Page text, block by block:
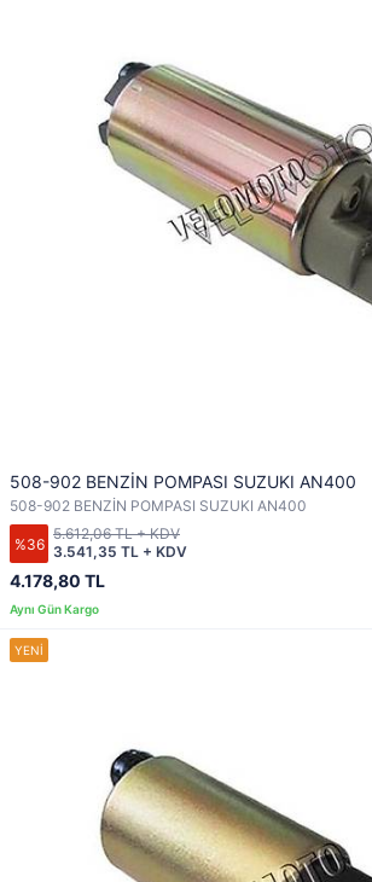
508-902 BENZİN POMPASI SUZUKI AN400
508-902 BENZİN POMPASI SUZUKI AN400
%36
4.178,80 TL
3.541,35 TL + KDV
5.612,06 TL + KDV